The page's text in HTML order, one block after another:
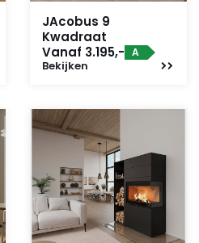
JAcobus 9
Kwadraat
Vanaf 3.195,- A
Bekijken